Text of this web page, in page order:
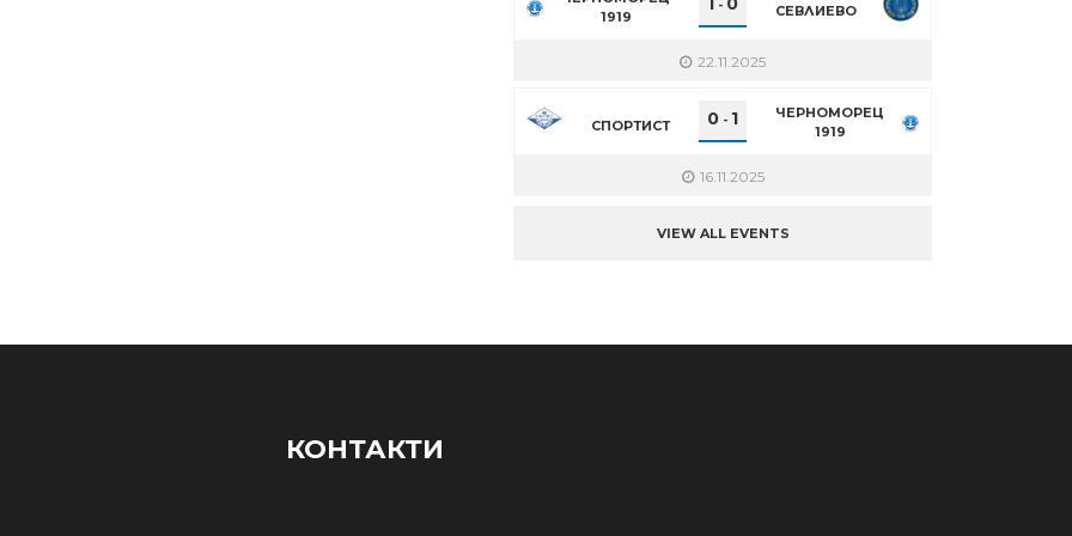
1919
- СЕВЛИЕВО
22.11.2025
СПОРТИСТ 0 - 1
ЧЕРНОМОРЕЦ
1919
16.11.2025
VIEW ALL EVENTS
КОНТАКТИ